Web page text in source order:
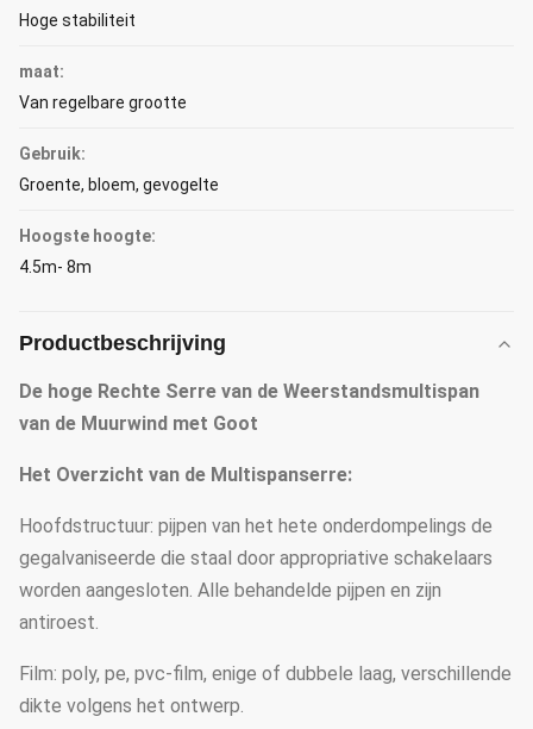
Hoge stabiliteit
maat:
Van regelbare grootte
Gebruik:
Groente, bloem, gevogelte
Hoogste hoogte:
4.5m- 8m
Productbeschrijving
De hoge Rechte Serre van de Weerstandsmultispan
van de Muurwind met Goot
Het Overzicht van de Multispanserre:
Hoofdstructuur: pijpen van het hete onderdompelings de
gegalvaniseerde die staal door appropriative schakelaars
worden aangesloten. Alle behandelde pijpen en zijn
antiroest.
Film: poly, pe, pvc-film, enige of dubbele laag, verschillende
dikte volgens het ontwerp.